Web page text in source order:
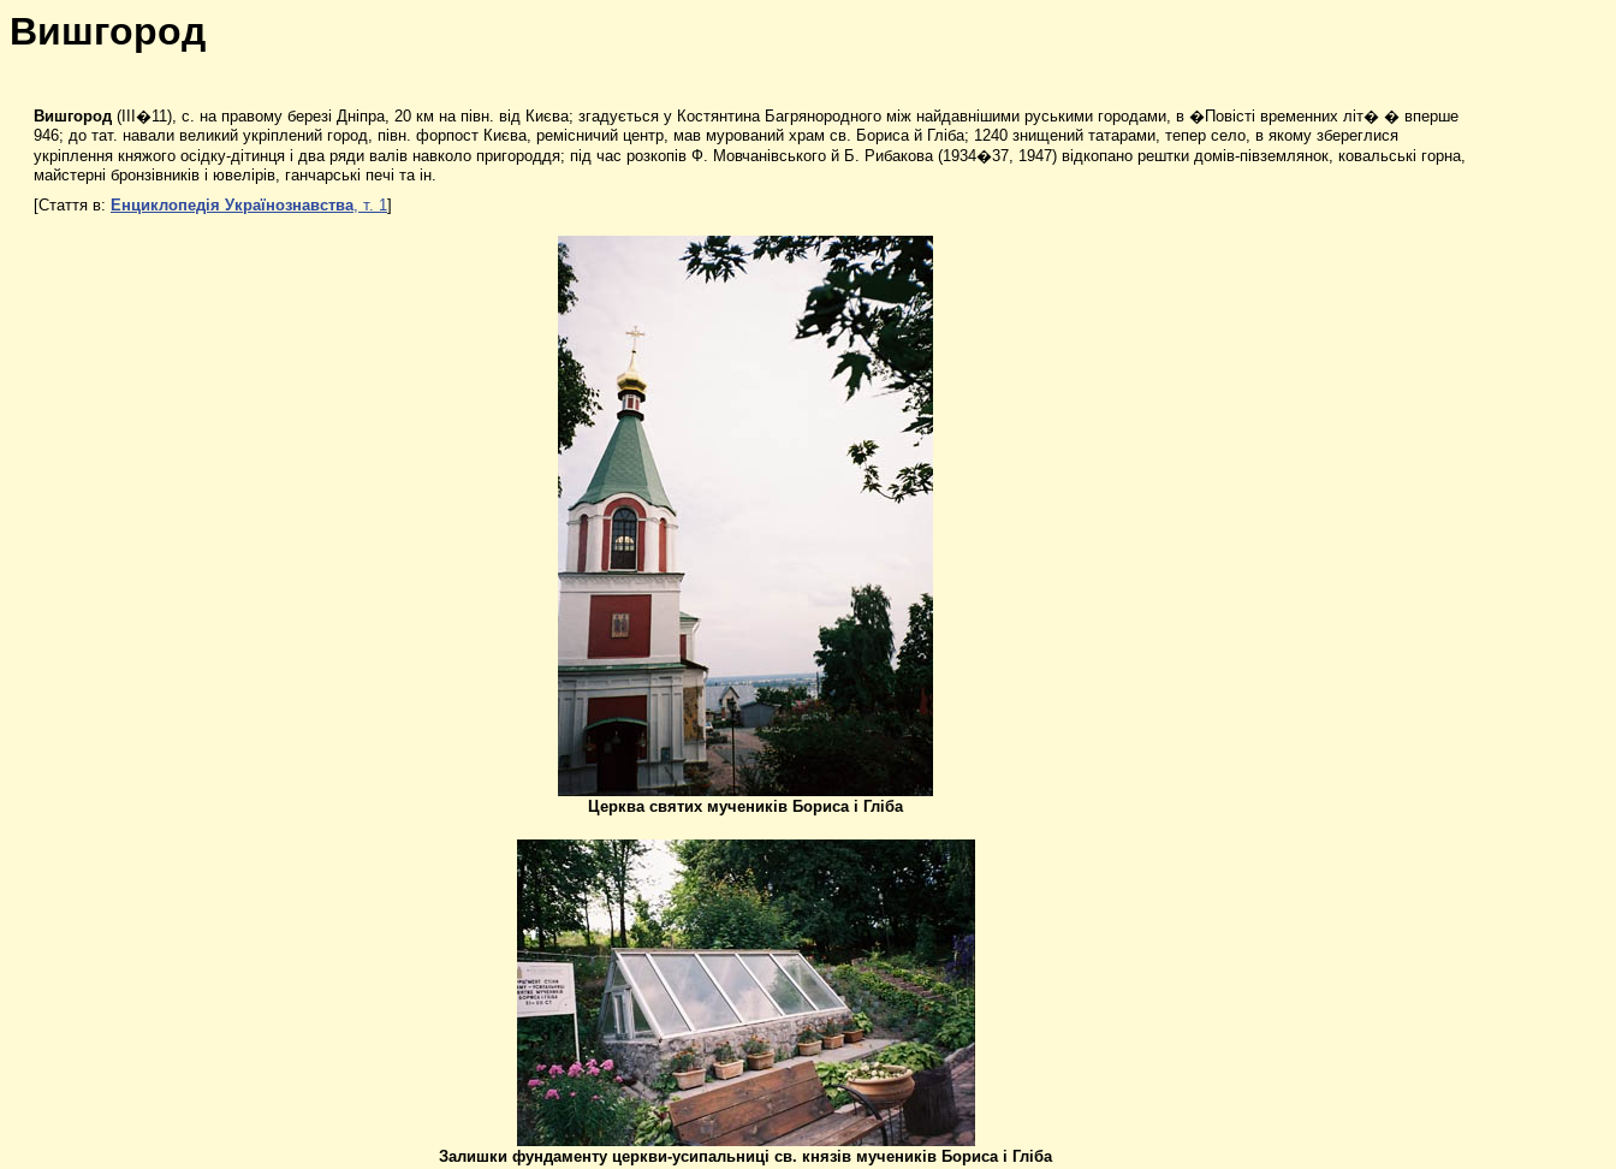
Вишгород
Вишгород (III�11), с. на правому березі Дніпра, 20 км на півн. від Києва; згадується у Костянтина Багрянородного між найдавнішими руськими городами, в �Повісті временних літ� � вперше
946; до тат. навали великий укріплений город, півн. форпост Києва, ремісничий центр, мав мурований храм св. Бориса й Гліба; 1240 знищений татарами, тепер село, в якому збереглися
укріплення княжого осідку-дітинця і два ряди валів навколо пригороддя; під час розкопів Ф. Мовчанівського й Б. Рибакова (1934�37, 1947) відкопано рештки домів-півземлянок, ковальські горна,
майстерні бронзівників і ювелірів, ганчарські печі та ін.
[Стаття в: Енциклопедія Українознавства, т. 1]
Церква святих мучеників Бориса і Гліба
Залишки фундаменту церкви-усипальниці св. князів мучеників Бориса і Гліба